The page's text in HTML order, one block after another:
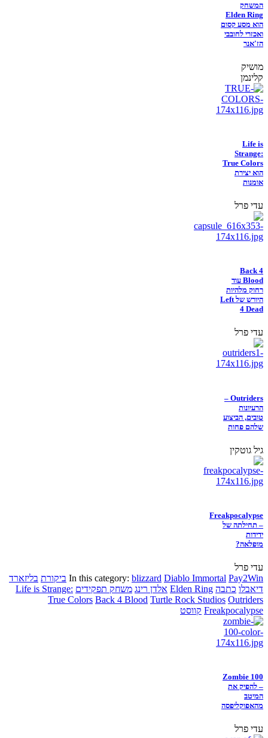
המשחק
Elden Ring
הוא מסע קסום
ואכזרי לחובבי
הז'אנר
מושיק
קלינמן
Life is
Strange:
True Colors
הוא יצירת
אומנות
עדי פרל
Back 4
Blood עוד
רחוק מלהיות
היורש של Left
4 Dead
עדי פרל
Outriders –
הרעיונות
טובים, הביצוע
שלהם פחות
גיל גוטקין
Freakpocalypse
– תחילתה של
ידידות
מופלאה?
עדי פרל
In this category: blizzard Diablo Immortal Pay2Win ביקורת בליזארד
דיאבלו כתבה Elden Ring אלדן רינג משחק תפקידים Life is Strange:
True Colors Back 4 Blood Turtle Rock Studios Outriders
Freakpocalypse קווסט
Zombie 100
– להפיק את
המיטב
מהאפוקליפסה
עדי פרל